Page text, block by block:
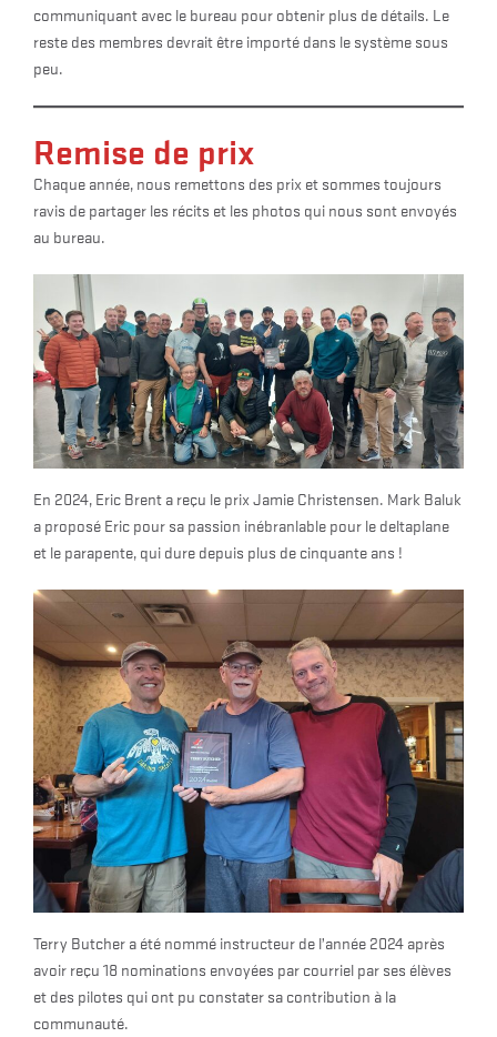
communiquant avec le bureau pour obtenir plus de détails. Le
reste des membres devrait être importé dans le système sous
peu.
Remise de prix
Chaque année, nous remettons des prix et sommes toujours
ravis de partager les récits et les photos qui nous sont envoyés
au bureau.
En 2024, Eric Brent a reçu le prix Jamie Christensen. Mark Baluk
a proposé Eric pour sa passion inébranlable pour le deltaplane
et le parapente, qui dure depuis plus de cinquante ans !
Terry Butcher a été nommé instructeur de l’année 2024 après
avoir reçu 18 nominations envoyées par courriel par ses élèves
et des pilotes qui ont pu constater sa contribution à la
communauté.